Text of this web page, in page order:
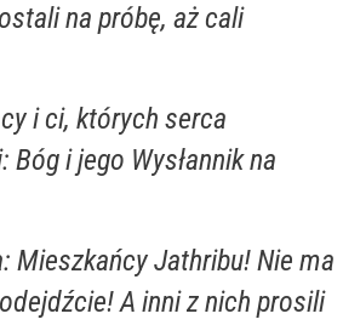
na próbę, aż cali
i ci, których serca
Bóg i jego Wysłannik na
Mieszkańcy Jathribu! Nie ma
A inni z nich prosili